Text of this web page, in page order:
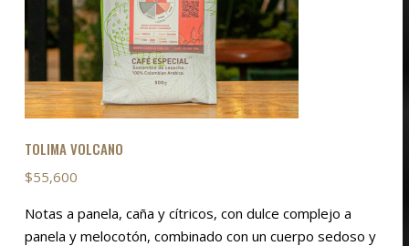
TOLIMA VOLCANO
$55,600
Notas a panela, caña y cítricos, con dulce complejo a
panela y melocotón, combinado con un cuerpo sedoso y